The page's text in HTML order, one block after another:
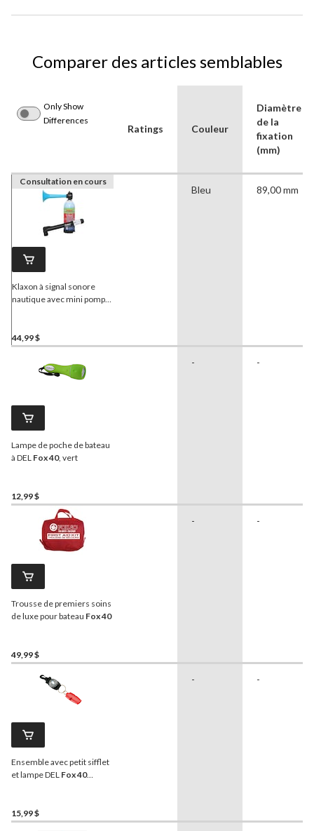
Comparer des articles semblables
Only Show
Differences
Ratings Couleur
Diamètre
de la
fixation
(mm)
Consultation en cours
Klaxon à signal sonore
nautique avec mini pompe
44,99 $
Bleu 89,00 mm
Lampe de poche de bateau
à DEL Fox 40, vert
12,99 $
- -
Trousse de premiers soins
de luxe pour bateau Fox 40
49,99 $
- -
Ensemble avec petit sifflet
et lampe DEL Fox 40
15,99 $
- -